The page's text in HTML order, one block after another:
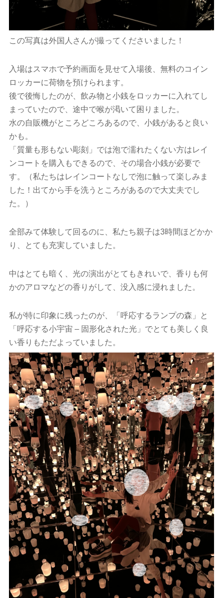
この写真は外国人さんが撮ってくださいました！
入場はスマホで予約画面を見せて入場後、無料のコイン
ロッカーに荷物を預けられます。
後で後悔したのが、飲み物と小銭をロッカーに入れてし
まっていたので、途中で喉が渇いて困りました。
水の自販機がところどころあるので、小銭があると良い
かも。
「質量も形もない彫刻」では泡で濡れたくない方はレイ
ンコートを購入もできるので、その場合小銭が必要で
す。（私たちはレインコートなしで泡に触って楽しみま
した！出てから手を洗うところがあるので大丈夫でし
た。）
全部みて体験して回るのに、私たち親子は3時間ほどかか
り、とても充実していました。
中はとても暗く、光の演出がとてもきれいで、香りも何
かのアロマなどの香りがして、没入感に浸れました。
私が特に印象に残ったのが、「呼応するランプの森」と
「呼応する小宇宙 – 固形化された光」でとても美しく良
い香りもただよっていました。